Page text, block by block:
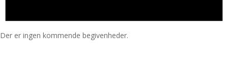
Der er ingen kommende begivenheder.